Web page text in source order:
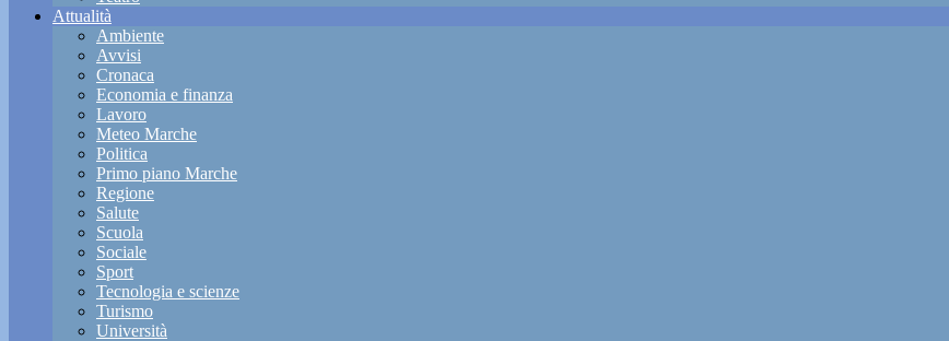
Attualità
Ambiente
Avvisi
Cronaca
Economia e finanza
Lavoro
Meteo Marche
Politica
Primo piano Marche
Regione
Salute
Scuola
Sociale
Sport
Tecnologia e scienze
Turismo
Università